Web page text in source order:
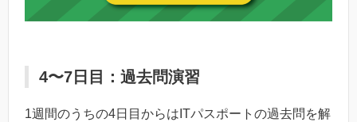
4〜7日目：過去問演習
1週間のうちの4日目からはITパスポートの過去問を解